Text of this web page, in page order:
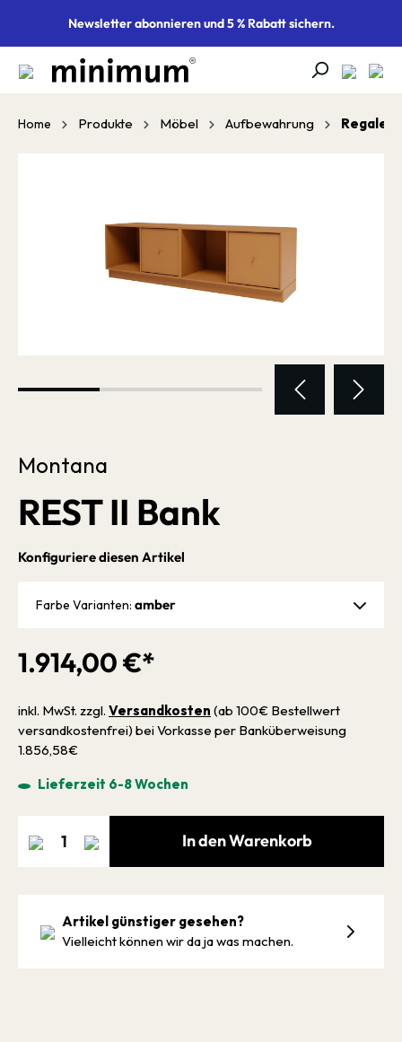
springenNewsletter abonnieren und 5 % Rabatt sichern.
Home Produkte Möbel Aufbewahrung Regale
Montana
REST II Bank
1.914,00 €*
inkl. MwSt. zzgl. Versandkosten (ab 100€ Bestellwert
versandkostenfrei) bei Vorkasse per Banküberweisung
1.856,58€
Lieferzeit 6-8 Wochen
Konfiguriere diesen Artikel
Farbe Varianten: amber
In den Warenkorb
Artikel günstiger gesehen?
Vielleicht können wir da ja was machen.